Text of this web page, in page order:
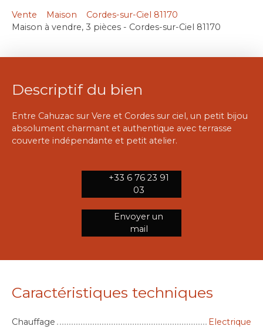
Vente Maison
Cordes-sur-Ciel 81170
Maison à vendre, 3 pièces - Cordes-sur-Ciel 81170
Descriptif du bien
Entre Cahuzac sur Vere et Cordes sur ciel, un petit bijou
absolument charmant et authentique avec terrasse
couverte indépendante et petit atelier.
+33 6 76 23 91
03
Envoyer un
mail
Caractéristiques techniques
Chauffage
Electrique